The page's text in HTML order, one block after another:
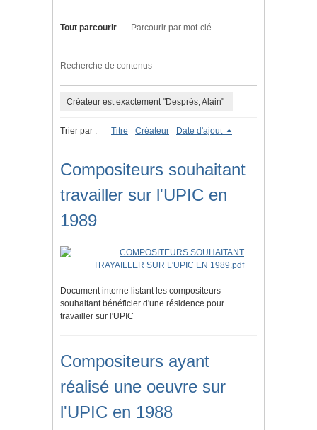
Tout parcourir Parcourir par mot-clé
Recherche de contenus
Créateur est exactement "Després, Alain"
Trier par : Titre Créateur Date d'ajout
Compositeurs souhaitant
travailler sur l'UPIC en
1989
Document interne listant les compositeurs
souhaitant bénéficier d'une résidence pour
travailler sur l'UPIC
Compositeurs ayant
réalisé une oeuvre sur
l'UPIC en 1988